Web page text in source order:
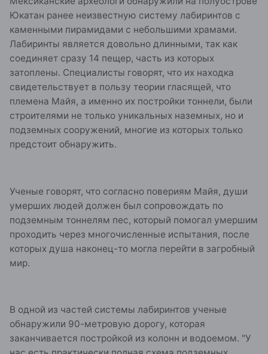
Юкатан ранее неизвестную систему лабиринтов с
каменными пирамидами с небольшими храмами.
Лабиринты является довольно длинными, так как
соединяет сразу 14 пещер, часть из которых
затоплены. Специалисты говорят, что их находка
свидетельствует в пользу теории гласящей, что
племена Майя, а именно их постройки тоннели, были
строителями не только уникальных наземных, но и
подземных сооружений, многие из которых только
предстоит обнаружить.
Ученые говорят, что согласно повериям Майя, души
умерших людей должен был сопровождать по
подземным тоннелям пес, который помогал умершим
проходить через многочисленные испытания, после
которых душа наконец-то могла перейти в загробный
мир.
В одной из частей системы лабиринтов ученые
обнаружили 90-метровую дорогу, которая
заканчивается постройкой из колонн и водоемом. "У